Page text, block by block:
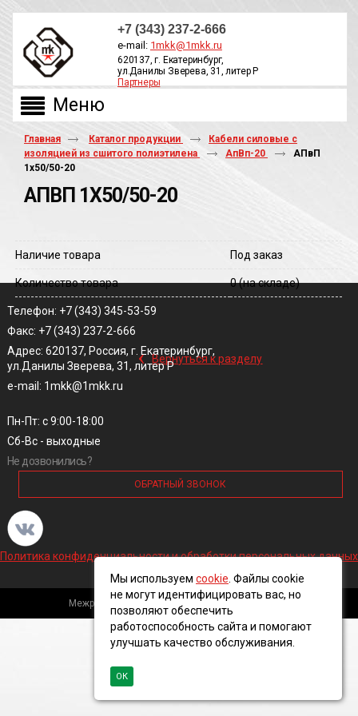
+7 (343) 237-2-666
e-mail: 1mkk@1mkk.ru
620137, г. Екатеринбург,
ул.Данилы Зверева, 31, литер Р
Партнеры
Главная Каталог продукции
Кабели силовые с
изоляцией из сшитого полиэтилена
АпВп-20
АПвП
1х50/50-20
АПВП 1Х50/50-20
Наличие товара Под заказ
Количество товара 0(на складе)
‹ Вернуться к разделу
Телефон: +7 (343) 345-53-59
Факс: +7 (343) 237-2-666
Адрес: 620137, Россия, г. Екатеринбург,
ул.Данилы Зверева, 31, литер Р
e-mail: 1mkk@1mkk.ru
Пн-Пт: с 9:00-18:00
Сб-Вс - выходные
Не дозвонились?
ОБРАТНЫЙ ЗВОНОК
Политика конфиденциальности и обработки персональных данных
Межрегиональная кабельная компания, 2016 ©
Мы используем cookie . Файлы cookie
не могут идентифицировать вас, но
позволяют обеспечить
работоспособность сайта и помогают
улучшать качество обслуживания.
ОК